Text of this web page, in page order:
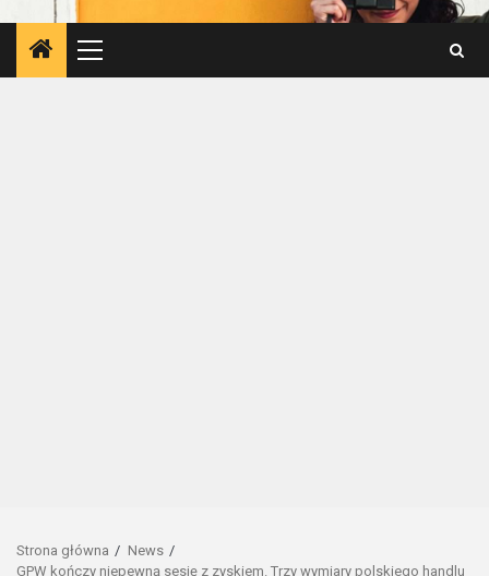
Menu
główne
Strona główna
News
GPW kończy niepewną sesję z zyskiem. Trzy wymiary polskiego handlu